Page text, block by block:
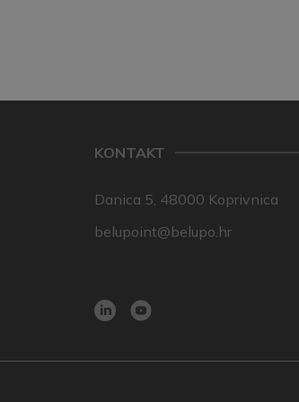
KONTAKT
Danica 5, 48000 Koprivnica
belupoint@belupo.hr